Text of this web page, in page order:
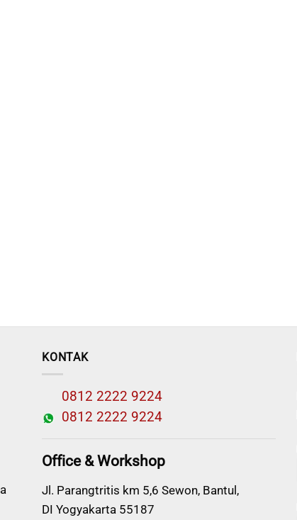
KONTAK
0812 2222 9224
0812 2222 9224
Office & Workshop
Jl. Parangtritis km 5,6 Sewon, Bantul,
DI Yogyakarta 55187